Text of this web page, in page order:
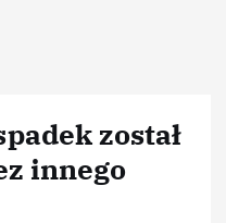
został
innego